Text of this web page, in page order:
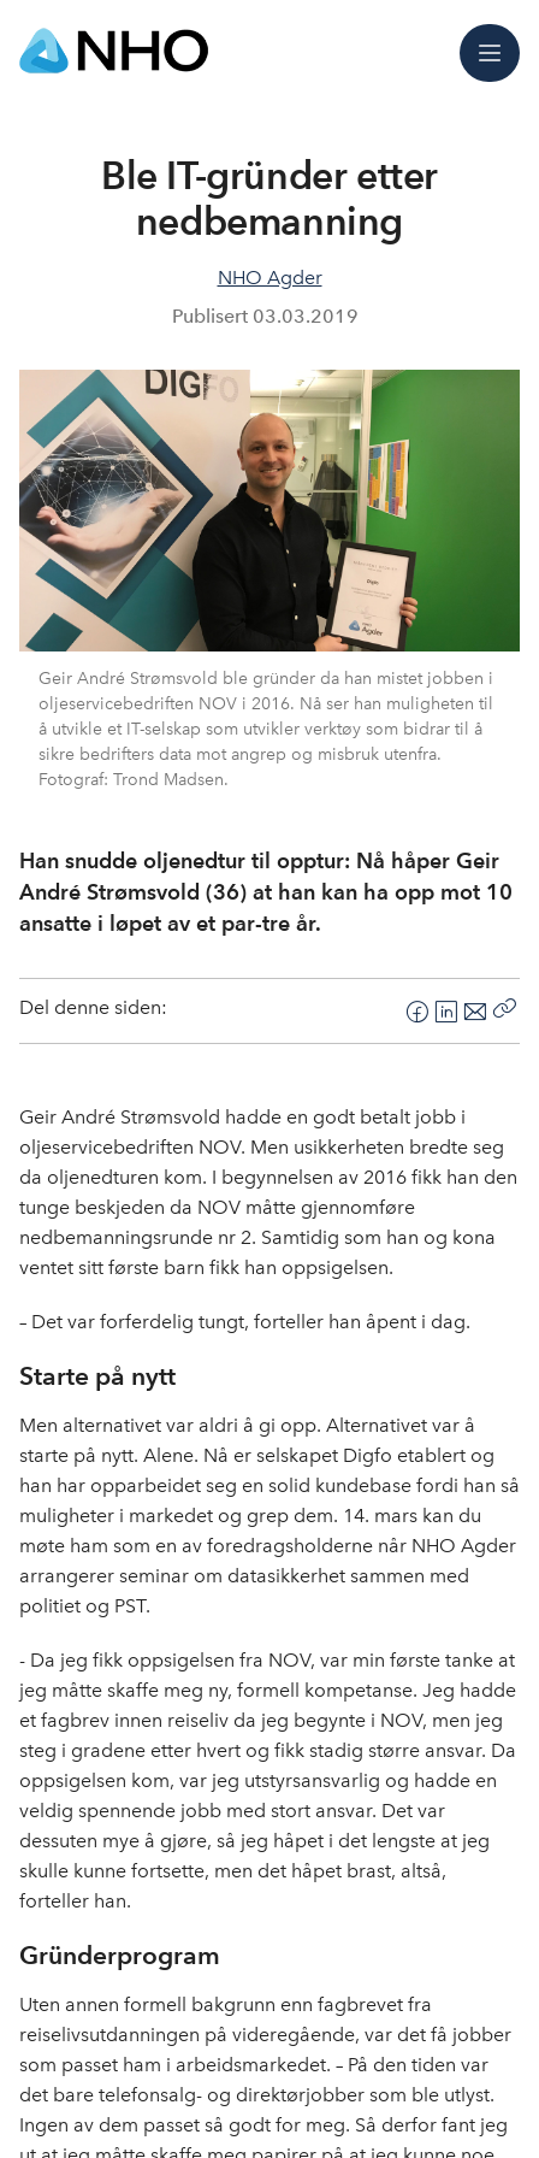
Meny
Ble IT-gründer etter
nedbemanning
NHO Agder
Publisert 03.03.2019
Geir André Strømsvold ble gründer da han mistet jobben i
oljeservicebedriften NOV i 2016. Nå ser han muligheten til
å utvikle et IT-selskap som utvikler verktøy som bidrar til å
sikre bedrifters data mot angrep og misbruk utenfra.
Fotograf: Trond Madsen.
Han snudde oljenedtur til opptur: Nå håper Geir
André Strømsvold (36) at han kan ha opp mot 10
ansatte i løpet av et par-tre år.
Del denne siden:
F
a
e
b
o
L
i
k
e
d
E
-
o
s
Geir André Strømsvold hadde en godt betalt jobb i
oljeservicebedriften NOV. Men usikkerheten bredte seg
da oljenedturen kom. I begynnelsen av 2016 fikk han den
tunge beskjeden da NOV måtte gjennomføre
nedbemanningsrunde nr 2. Samtidig som han og kona
ventet sitt første barn fikk han oppsigelsen.
– Det var forferdelig tungt, forteller han åpent i dag.
Starte på nytt
Men alternativet var aldri å gi opp. Alternativet var å
starte på nytt. Alene. Nå er selskapet Digfo etablert og
han har opparbeidet seg en solid kundebase fordi han så
muligheter i markedet og grep dem. 14. mars kan du
møte ham som en av foredragsholderne når NHO Agder
arrangerer seminar om datasikkerhet sammen med
politiet og PST.
- Da jeg fikk oppsigelsen fra NOV, var min første tanke at
jeg måtte skaffe meg ny, formell kompetanse. Jeg hadde
et fagbrev innen reiseliv da jeg begynte i NOV, men jeg
steg i gradene etter hvert og fikk stadig større ansvar. Da
oppsigelsen kom, var jeg utstyrsansvarlig og hadde en
veldig spennende jobb med stort ansvar. Det var
dessuten mye å gjøre, så jeg håpet i det lengste at jeg
skulle kunne fortsette, men det håpet brast, altså,
forteller han.
Gründerprogram
Uten annen formell bakgrunn enn fagbrevet fra
reiselivsutdanningen på videregående, var det få jobber
som passet ham i arbeidsmarkedet. – På den tiden var
det bare telefonsalg- og direktørjobber som ble utlyst.
Ingen av dem passet så godt for meg. Så derfor fant jeg